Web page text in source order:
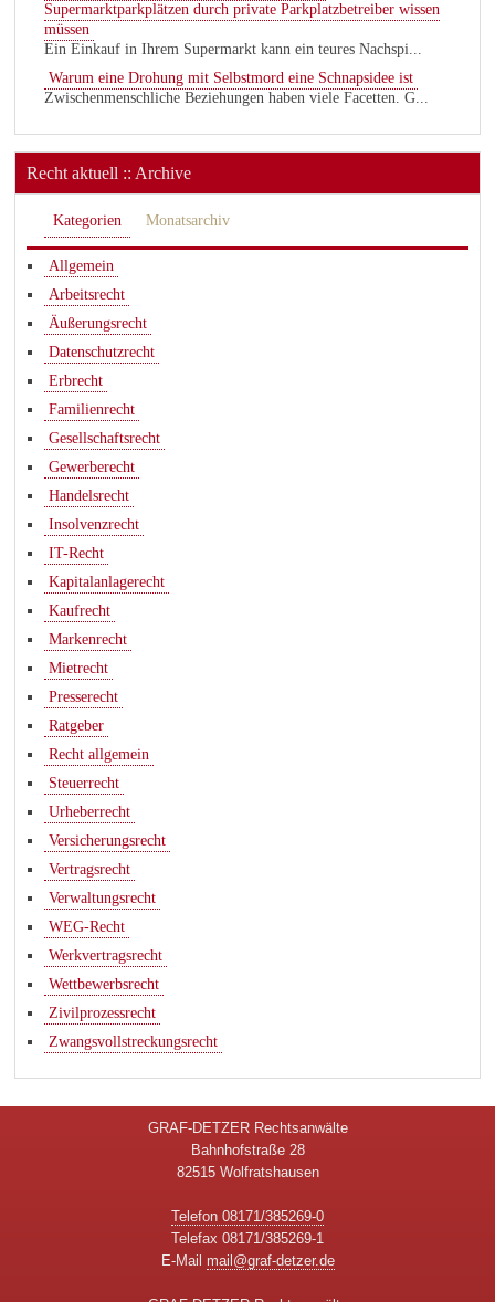
Supermarktparkplätzen durch private Parkplatzbetreiber wissen
müssen
Ein Einkauf in Ihrem Supermarkt kann ein teures Nachspi...
Warum eine Drohung mit Selbstmord eine Schnapsidee ist
Zwischenmenschliche Beziehungen haben viele Facetten. G...
Recht aktuell :: Archive
Kategorien Monatsarchiv
Allgemein
Arbeitsrecht
Äußerungsrecht
Datenschutzrecht
Erbrecht
Familienrecht
Gesellschaftsrecht
Gewerberecht
Handelsrecht
Insolvenzrecht
IT-Recht
Kapitalanlagerecht
Kaufrecht
Markenrecht
Mietrecht
Presserecht
Ratgeber
Recht allgemein
Steuerrecht
Urheberrecht
Versicherungsrecht
Vertragsrecht
Verwaltungsrecht
WEG-Recht
Werkvertragsrecht
Wettbewerbsrecht
Zivilprozessrecht
Zwangsvollstreckungsrecht
GRAF-DETZER Rechtsanwälte
Bahnhofstraße 28
82515 Wolfratshausen
Telefon 08171/385269-0
Telefax 08171/385269-1
E-Mail mail@graf-detzer.de